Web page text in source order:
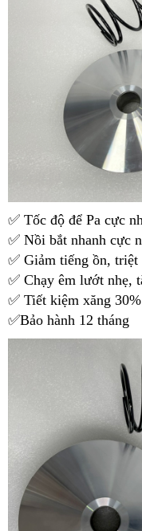
✅ Tốc độ để Pa cực
✅ Nồi bắt nhanh cực
✅ Giảm tiếng ồn,
✅ Chạy êm lướt nhẹ,
✅ Tiết kiệm xăng 30%
✅Bảo hành 12 tháng